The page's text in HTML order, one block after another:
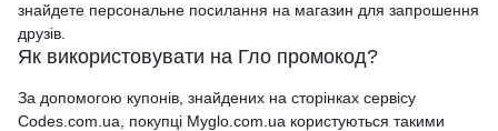
знайдете персональне посилання на магазин для запрошення
друзів.
Як використовувати на Гло промокод?
За допомогою купонів, знайдених на сторінках сервісу
Codes.com.ua, покупці Myglo.com.ua користуються такими